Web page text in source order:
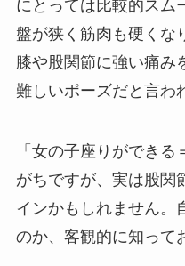
にとっては比較的スム
盤が狭く筋肉も硬くな
膝や股関節に強い痛み
難しいポーズだと言わ
「女の子座りができ
がちですが、実は股関
インかもしれません。
のか、客観的に知って